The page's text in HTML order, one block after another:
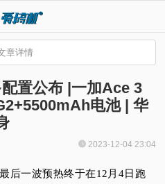
章详情
置公布 |一加Ace 3
电池 | 华
2023-12-04 23:04
后一波预热终于在12月4日跑